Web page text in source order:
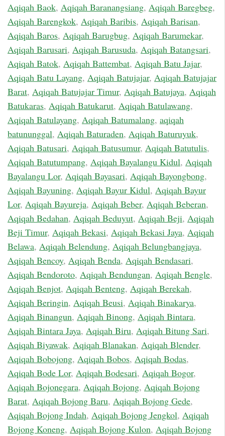
Aqiqah Baok, Aqiqah Baranangsiang, Aqiqah Baregbeg,
Aqiqah Barengkok, Aqiqah Baribis, Aqiqah Barisan,
Aqiqah Baros, Aqiqah Barugbug, Aqiqah Barumekar,
Aqiqah Barusari, Aqiqah Barusuda, Aqiqah Batangsari,
Aqiqah Batok, Aqiqah Battembat, Aqiqah Batu Jajar,
Aqiqah Batu Layang, Aqiqah Batujajar, Aqiqah Batujajar
Barat, Aqiqah Batujajar Timur, Aqiqah Batujaya, Aqiqah
Batukaras, Aqiqah Batukarut, Aqiqah Batulawang,
Aqiqah Batulayang, Aqiqah Batumalang, aqiqah
batununggal, Aqiqah Baturaden, Aqiqah Baturuyuk,
Aqiqah Batusari, Aqiqah Batusumur, Aqiqah Batutulis,
Aqiqah Batutumpang, Aqiqah Bayalangu Kidul, Aqiqah
Bayalangu Lor, Aqiqah Bayasari, Aqiqah Bayongbong,
Aqiqah Bayuning, Aqiqah Bayur Kidul, Aqiqah Bayur
Lor, Aqiqah Bayureja, Aqiqah Beber, Aqiqah Beberan,
Aqiqah Bedahan, Aqiqah Beduyut, Aqiqah Beji, Aqiqah
Beji Timur, Aqiqah Bekasi, Aqiqah Bekasi Jaya, Aqiqah
Belawa, Aqiqah Belendung, Aqiqah Belungbangjaya,
Aqiqah Bencoy, Aqiqah Benda, Aqiqah Bendasari,
Aqiqah Bendoroto, Aqiqah Bendungan, Aqiqah Bengle,
Aqiqah Benjot, Aqiqah Benteng, Aqiqah Berekah,
Aqiqah Beringin, Aqiqah Beusi, Aqiqah Binakarya,
Aqiqah Binangun, Aqiqah Binong, Aqiqah Bintara,
Aqiqah Bintara Jaya, Aqiqah Biru, Aqiqah Bitung Sari,
Aqiqah Biyawak, Aqiqah Blanakan, Aqiqah Blender,
Aqiqah Bobojong, Aqiqah Bobos, Aqiqah Bodas,
Aqiqah Bode Lor, Aqiqah Bodesari, Aqiqah Bogor,
Aqiqah Bojonegara, Aqiqah Bojong, Aqiqah Bojong
Barat, Aqiqah Bojong Baru, Aqiqah Bojong Gede,
Aqiqah Bojong Indah, Aqiqah Bojong Jengkol, Aqiqah
Bojong Koneng, Aqiqah Bojong Kulon, Aqiqah Bojong